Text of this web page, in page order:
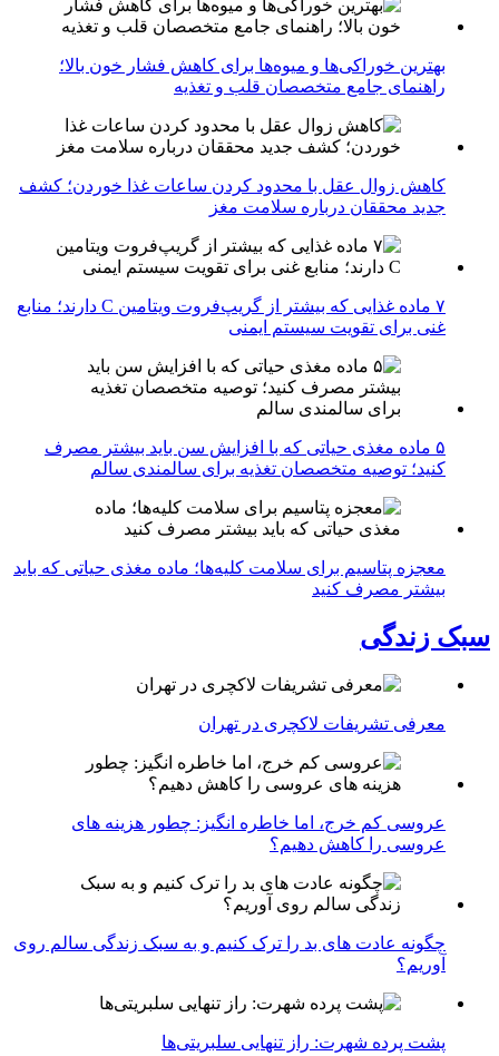
بهترین خوراکی‌ها و میوه‌ها برای کاهش فشار خون بالا؛
راهنمای جامع متخصصان قلب و تغذیه
کاهش زوال عقل با محدود کردن ساعات غذا خوردن؛ کشف
جدید محققان درباره سلامت مغز
۷ ماده غذایی که بیشتر از گریپ‌فروت ویتامین C دارند؛ منابع
غنی برای تقویت سیستم ایمنی
۵ ماده مغذی حیاتی که با افزایش سن باید بیشتر مصرف
کنید؛ توصیه متخصصان تغذیه برای سالمندی سالم
معجزه پتاسیم برای سلامت کلیه‌ها؛ ماده مغذی حیاتی که باید
بیشتر مصرف کنید
سبک زندگی
معرفی تشریفات لاکچری در تهران
عروسی کم خرج، اما خاطره انگیز: چطور هزینه های
عروسی را کاهش دهیم؟
چگونه عادت‌ های بد را ترک کنیم و به سبک زندگی سالم روی
آوریم؟
پشت پرده شهرت: راز تنهایی سلبریتی‌ها